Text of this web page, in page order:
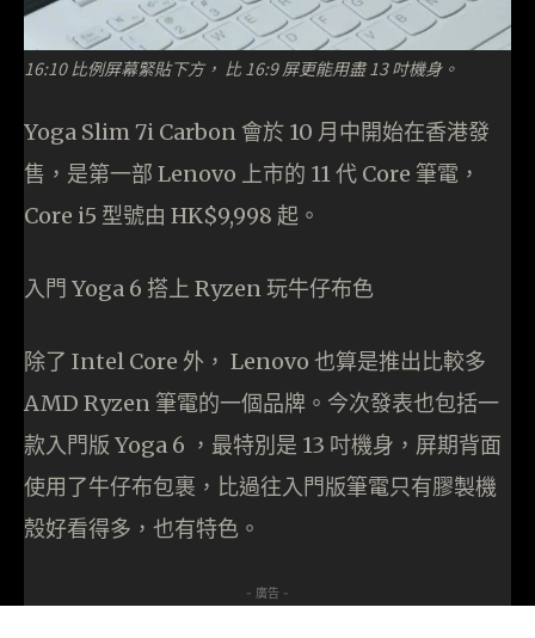
16:10 比例屏幕緊貼下方， 比 16:9 屏更能用盡 13 吋機身。
Yoga Slim 7i Carbon 會於 10 月中開始在香港發
售，是第一部 Lenovo 上市的 11 代 Core 筆電，
Core i5 型號由 HK$9,998 起。
入門 Yoga 6 搭上 Ryzen 玩牛仔布色
除了 Intel Core 外， Lenovo 也算是推出比較多
AMD Ryzen 筆電的一個品牌。今次發表也包括一
款入門版 Yoga 6 ，最特別是 13 吋機身，屏期背面
使用了牛仔布包裹，比過往入門版筆電只有膠製機
殼好看得多，也有特色。
- 廣告 -